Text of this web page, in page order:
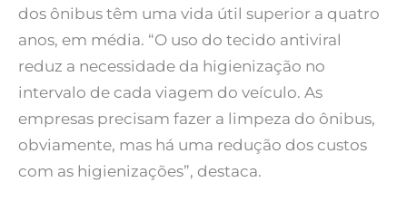
dos ônibus têm uma vida útil superior a quatro
anos, em média. “O uso do tecido antiviral
reduz a necessidade da higienização no
intervalo de cada viagem do veículo. As
empresas precisam fazer a limpeza do ônibus,
obviamente, mas há uma redução dos custos
com as higienizações”, destaca.